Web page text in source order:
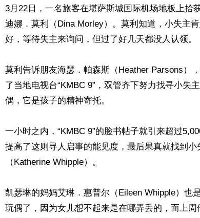
3月22日，一名旅客在堪萨斯城国际机场地板上拾
迪娜．莫利（Dina Morley）。莫利知道，小失主
好，等待失主来询问，但过了好几天都没人认领。
莫利告诉朋友海瑟．帕森斯（Heather Parsons）
了当地电视台“KMBC 9”，双管齐下努力找寻小失
偶，它是孩子的精神寄托。
一小时之内，“KMBC 9”的脸书帖子就引来超过
提高了这则寻人启事的能见度，最后果真就找到
（Katherine Whipple）。
凯瑟琳的妈妈艾琳．惠普尔（Eileen Whipple）也
玩偶了，因为女儿想不起来是在哪弄丢的，而上